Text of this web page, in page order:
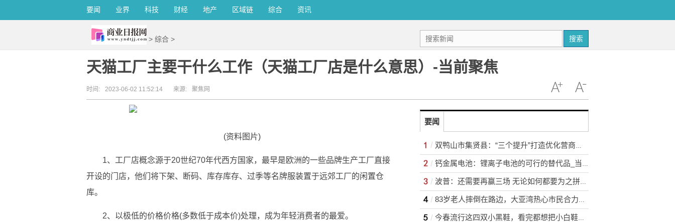
要闻 业界 科技 财经 地产 区域链 综合 资讯
> 综合 > 搜索
天猫工厂主要干什么工作（天猫工厂店是什么意思）-当前聚焦
时间: 2023-06-02 11:52:14 来源: 聚焦网
(资料图片)
1、工厂店概念源于20世纪70年代西方国家，最早是欧洲的一些品牌生产工厂直接
开设的门店，他们将下架、断码、库存库存、过季等名牌服装置于远郊工厂的闲置仓
库。
2、以极低的价格价格(多数低于成本价)处理，成为年轻消费者的最爱。
要闻
双鸭山市集贤县：“三个提升”打造优化营商环境新高地
钙金属电池：锂离子电池的可行的替代品_当前快播
波普：还需要再赢三场 无论如何都要为之拼尽全力
83岁老人摔倒在路边，大亚湾热心市民合力扶起并报警
今春流行这四双小黑鞋，看完都想把小白鞋给丢了